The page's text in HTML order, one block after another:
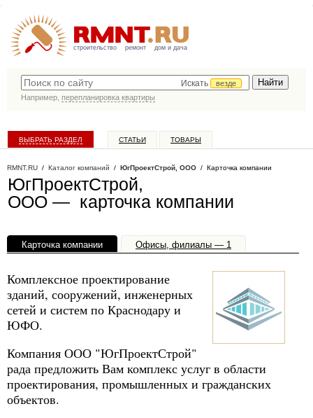
строительство ремонт дом и дача
Искать
везде
Например, перепланировка квартиры
ВЫБРАТЬ РАЗДЕЛ СТАТЬИ ТОВАРЫ
RMNT.RU / Каталог компаний / ЮгПроектСтрой, ООО / Карточка компании
ЮгПроектСтрой,
ООО — карточка компании
Карточка компании Офисы, филиалы — 1
Комплексное проектирование
зданий, сооружений, инженерных
сетей и систем по Краснодару и
ЮФО.
Компания ООО "ЮгПроектСтрой"
рада предложить Вам комплекс услуг в области
проектирования, промышленных и гражданских
объектов.